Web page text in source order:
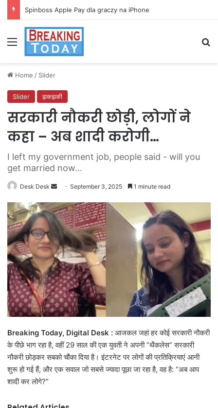
Spinboss Apple Pay dla graczy na iPhone
Menu
Home / Slider
Slider झकझकी
सरकारी नौकरी छोड़ी, लोगों ने
कहा – अब शादी करोगी…
I left my government job, people said - will you
get married now...
Desk Desk
Send
email
September 3, 2025 1 minute read
Breaking Today, Digital Desk : आजकल जहां हर कोई सरकारी नौकरी
के पीछे भाग रहा है, वहीं 29 साल की एक युवती ने अपनी “थैंकलेस” सरकारी
नौकरी छोड़कर सबको चौंका दिया है। इंटरनेट पर लोगों की प्रतिक्रियाएं आनी
शुरू हो गई हैं, और एक सवाल जो सबसे ज्यादा पूछा जा रहा है, वह है: “अब आप
शादी कर लोगे?”